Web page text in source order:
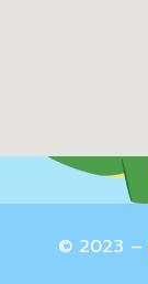
© 2023 –